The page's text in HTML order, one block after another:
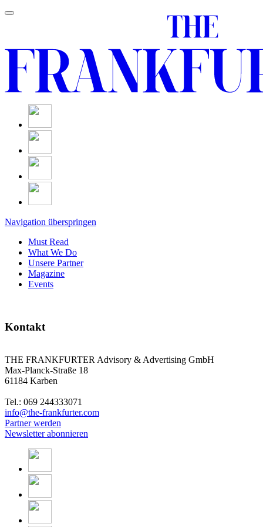
Navigation überspringen
Must Read
What We Do
Unsere Partner
Magazine
Events
Kontakt
THE FRANKFURTER Advisory & Advertising GmbH
Max-Planck-Straße 18
61184 Karben
Tel.: 069 244333071
info@the-frankfurter.com
Partner werden
Newsletter abonnieren